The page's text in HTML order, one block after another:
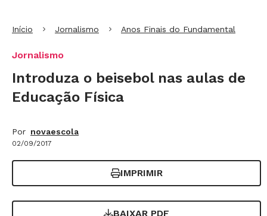
Início Jornalismo Anos Finais do Fundamental
Jornalismo
Introduza o beisebol nas aulas de
Educação Física
Por novaescola
02/09/2017
IMPRIMIR
BAIXAR PDF